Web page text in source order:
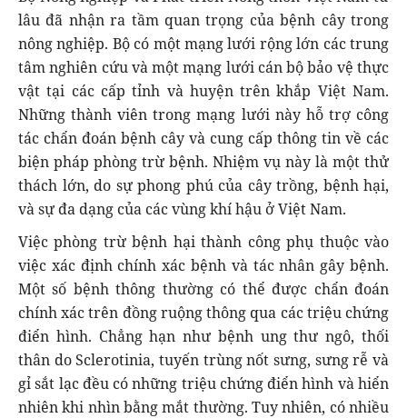
lâu đã nhận ra tầm quan trọng của bệnh cây trong
nông nghiệp. Bộ có một mạng lưới rộng lớn các trung
tâm nghiên cứu và một mạng lưới cán bộ bảo vệ thực
vật tại các cấp tỉnh và huyện trên khắp Việt Nam.
Những thành viên trong mạng lưới này hỗ trợ công
tác chẩn đoán bệnh cây và cung cấp thông tin về các
biện pháp phòng trừ bệnh. Nhiệm vụ này là một thử
thách lớn, do sự phong phú của cây trồng, bệnh hại,
và sự đa dạng của các vùng khí hậu ở Việt Nam.
Việc phòng trừ bệnh hại thành công phụ thuộc vào
việc xác định chính xác bệnh và tác nhân gây bệnh.
Một số bệnh thông thường có thể được chẩn đoán
chính xác trên đồng ruộng thông qua các triệu chứng
điển hình. Chẳng hạn như bệnh ung thư ngô, thối
thân do Sclerotinia, tuyến trùng nốt sưng, sưng rễ và
gỉ sắt lạc đều có những triệu chứng điển hình và hiển
nhiên khi nhìn bằng mắt thường. Tuy nhiên, có nhiều